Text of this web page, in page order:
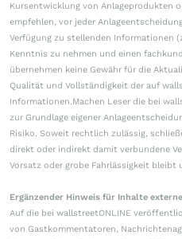
Kursentwicklung von Anlageprodukten
empfehlen, vor jeder
Verfügung zu stellenden Informationen
Kenntnis zu nehmen und einen
übernehmen keine Gewähr für die
Qualität und Vollständigkeit der auf
Informationen.Machen Leser die bei
zur Grundlage eigener
Risiko. Soweit rechtlich zulässig,
direkt oder indirekt damit verbundene
Vorsatz oder grobe Fahrlässigkeit bleibt
Ergänzender Hinweis für Inhalte
Auf die bei wallstreetONLINE
von Gastkommentatoren,